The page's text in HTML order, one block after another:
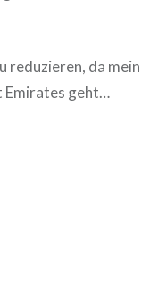
reduzieren, da mein
Emirates geht…